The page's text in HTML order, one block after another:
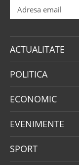
ACTUALITATE
POLITICA
ECONOMIC
EVENIMENTE
SPORT